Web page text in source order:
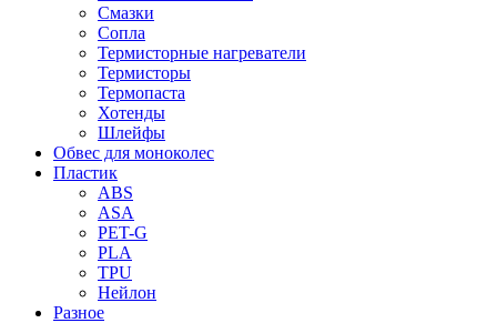
Смазки
Сопла
Термисторные нагреватели
Термисторы
Термопаста
Хотенды
Шлейфы
Обвес для моноколес
Пластик
ABS
ASA
PET-G
PLA
TPU
Нейлон
Разное